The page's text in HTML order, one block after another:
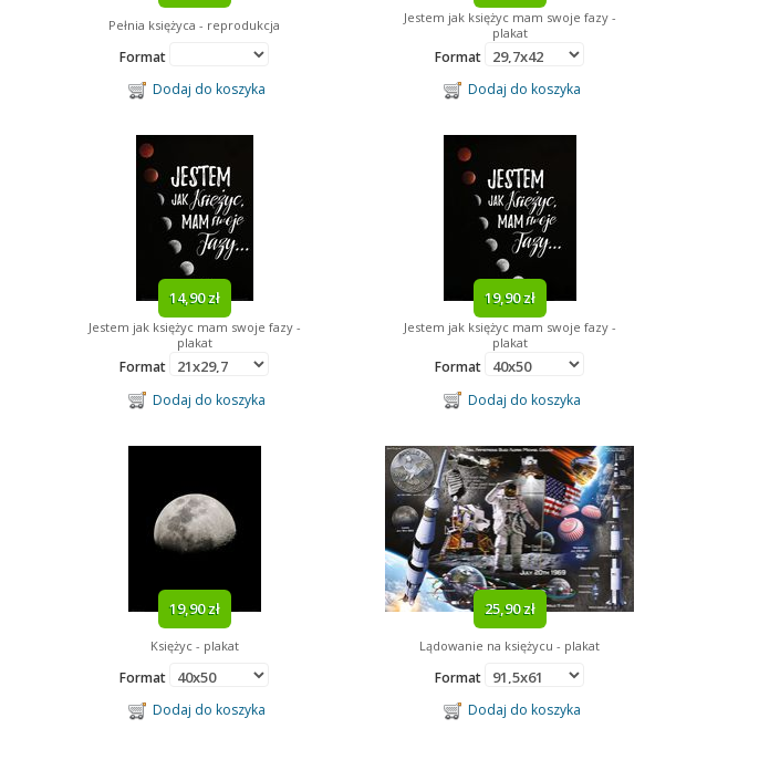
Pełnia księżyca - reprodukcja
Format
Dodaj do koszyka
Jestem jak księżyc mam swoje fazy -
plakat
Format
Dodaj do koszyka
14,90 zł
Jestem jak księżyc mam swoje fazy -
plakat
Format
Dodaj do koszyka
19,90 zł
Jestem jak księżyc mam swoje fazy -
plakat
Format
Dodaj do koszyka
19,90 zł
Księżyc - plakat
Format
Dodaj do koszyka
25,90 zł
Lądowanie na księżycu - plakat
Format
Dodaj do koszyka